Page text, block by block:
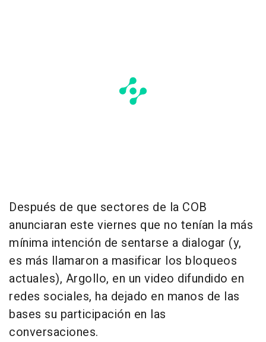
Después de que sectores de la COB
anunciaran este viernes que no tenían la más
mínima intención de sentarse a dialogar (y,
es más llamaron a masificar los bloqueos
actuales), Argollo, en un video difundido en
redes sociales, ha dejado en manos de las
bases su participación en las
conversaciones.